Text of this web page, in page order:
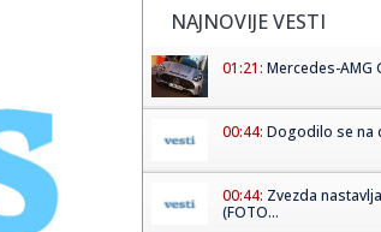
NAJNOVIJE VESTI
01:21: Mercedes-AMG
00:44: Dogodilo se na
00:44: Zvezda
(FOTO...